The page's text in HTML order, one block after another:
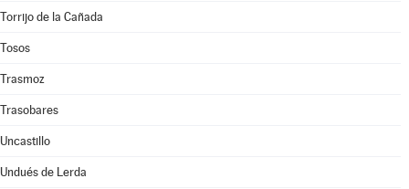
Torrijo de la Cañada
Tosos
Trasmoz
Trasobares
Uncastillo
Undués de Lerda